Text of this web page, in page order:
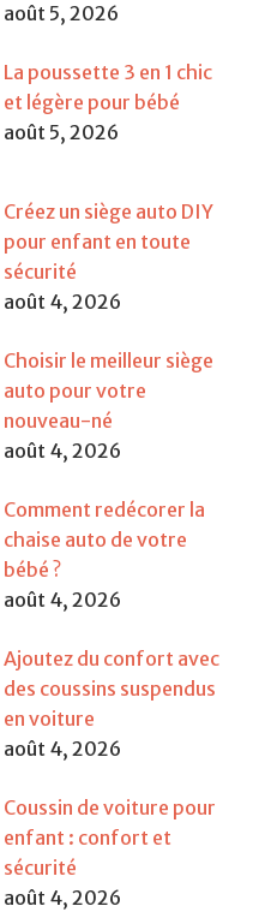
août 5, 2026
La poussette 3 en 1 chic
et légère pour bébé
août 5, 2026
Créez un siège auto DIY
pour enfant en toute
sécurité
août 4, 2026
Choisir le meilleur siège
auto pour votre
nouveau-né
août 4, 2026
Comment redécorer la
chaise auto de votre
bébé ?
août 4, 2026
Ajoutez du confort avec
des coussins suspendus
en voiture
août 4, 2026
Coussin de voiture pour
enfant : confort et
sécurité
août 4, 2026